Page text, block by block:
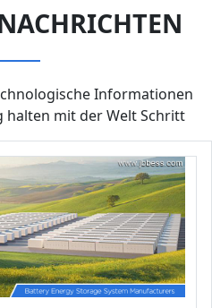
Informationen
mit der Welt Schritt